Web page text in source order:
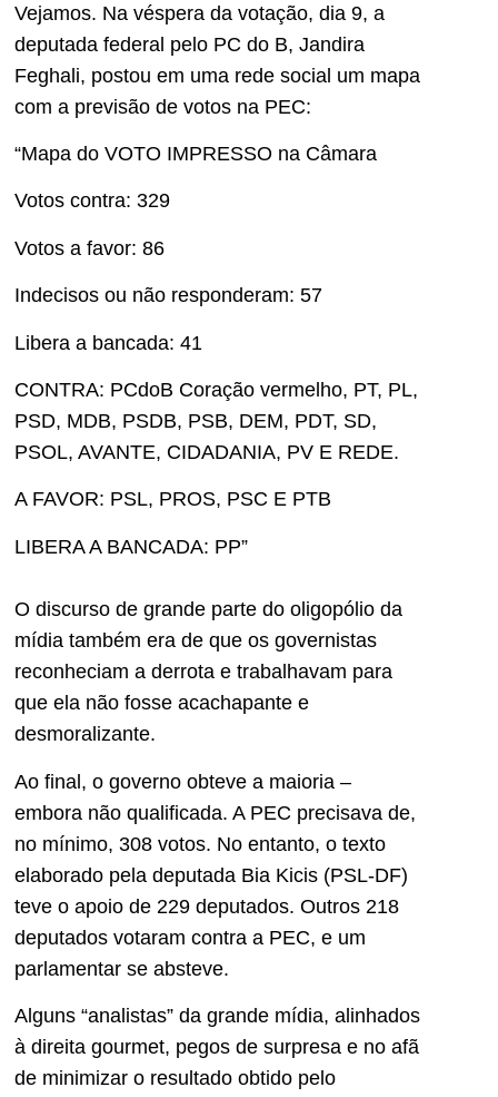
Vejamos. Na véspera da votação, dia 9, a
deputada federal pelo PC do B, Jandira
Feghali, postou em uma rede social um mapa
com a previsão de votos na PEC:
“Mapa do VOTO IMPRESSO na Câmara
Votos contra: 329
Votos a favor: 86
Indecisos ou não responderam: 57
Libera a bancada: 41
CONTRA: PCdoB Coração vermelho, PT, PL,
PSD, MDB, PSDB, PSB, DEM, PDT, SD,
PSOL, AVANTE, CIDADANIA, PV E REDE.
A FAVOR: PSL, PROS, PSC E PTB
LIBERA A BANCADA: PP”
O discurso de grande parte do oligopólio da
mídia também era de que os governistas
reconheciam a derrota e trabalhavam para
que ela não fosse acachapante e
desmoralizante.
Ao final, o governo obteve a maioria –
embora não qualificada. A PEC precisava de,
no mínimo, 308 votos. No entanto, o texto
elaborado pela deputada Bia Kicis (PSL-DF)
teve o apoio de 229 deputados. Outros 218
deputados votaram contra a PEC, e um
parlamentar se absteve.
Alguns “analistas” da grande mídia, alinhados
à direita gourmet, pegos de surpresa e no afã
de minimizar o resultado obtido pelo